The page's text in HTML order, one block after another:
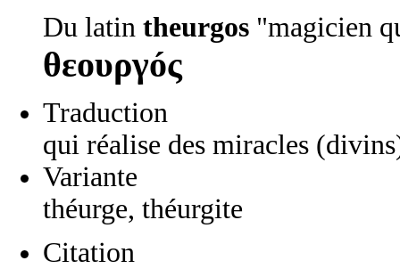
Du latin theurgos "magicien
θεουργóς
Traduction
qui réalise des miracles
Variante
théurge, théurgite
Citation